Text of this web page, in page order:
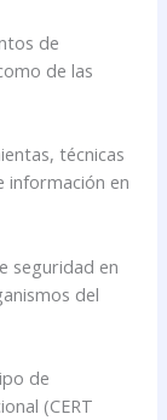
de
de las
técnicas
información en
seguridad en
del
de
(CERT